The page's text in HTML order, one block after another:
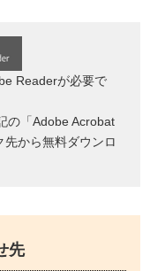
Readerが必要で
の「Adobe Acrobat
から無料ダウンロ
先